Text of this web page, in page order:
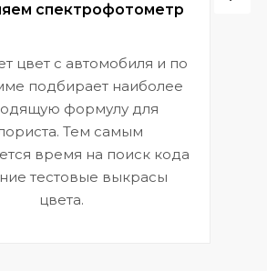
спектрофотометр
цвет с автомобиля и по
подбирает наиболее
формулу для
Тем самым
время на поиск кода
тестовые выкрасы
цвета.